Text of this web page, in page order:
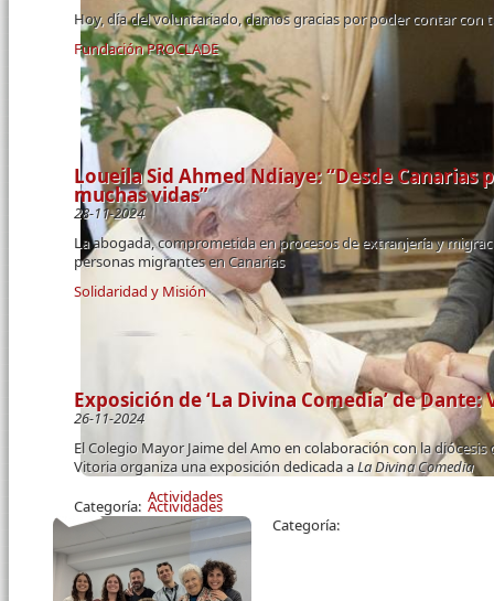
Categoría: Actividades
Hoy, día del voluntariado, damos gracias por poder contar con
Categoría:
Fundación PROCLADE
Loueila Sid Ahmed Ndiaye: “Desde
muchas vidas”
28-11-2024
La abogada, comprometida en procesos de extranjería y
personas migrantes en Canarias
Solidaridad y Misión
Exposición de ‘La Divina Comedia’ de
26-11-2024
El Colegio Mayor Jaime del Amo en colaboración con la
Vitoria organiza una exposición dedicada aLa Divina Comedia
Actividades